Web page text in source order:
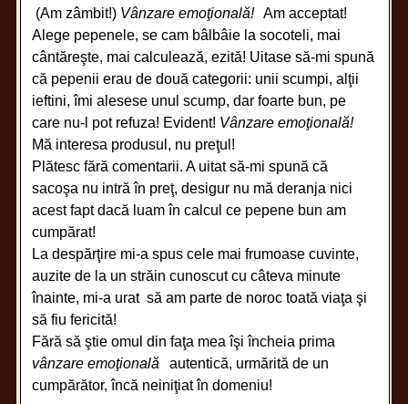
(Am zâmbit!) Vânzare emoţională! Am acceptat!
Alege pepenele, se cam bâlbâie la socoteli, mai
cântăreşte, mai calculează, ezită! Uitase să-mi spună
că pepenii erau de două categorii: unii scumpi, alţii
ieftini, îmi alesese unul scump, dar foarte bun, pe
care nu-l pot refuza! Evident! Vânzare emoţională!
Mă interesa produsul, nu preţul!
Plătesc fără comentarii. A uitat să-mi spună că
sacoşa nu intră în preţ, desigur nu mă deranja nici
acest fapt dacă luam în calcul ce pepene bun am
cumpărat!
La despărţire mi-a spus cele mai frumoase cuvinte,
auzite de la un străin cunoscut cu câteva minute
înainte, mi-a urat să am parte de noroc toată viaţa şi
să fiu fericită!
Fără să ştie omul din faţa mea îşi încheia prima
vânzare emoţională
autentică, urmărită de un
cumpărător, încă neiniţiat în domeniu!